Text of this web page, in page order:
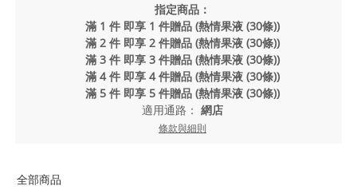
指定商品：
滿 1 件 即享 1 件贈品 (熱情果液 (30條))
滿 2 件 即享 2 件贈品 (熱情果液 (30條))
滿 3 件 即享 3 件贈品 (熱情果液 (30條))
滿 4 件 即享 4 件贈品 (熱情果液 (30條))
滿 5 件 即享 5 件贈品 (熱情果液 (30條))
適用通路： 網店
條款與細則
全部商品